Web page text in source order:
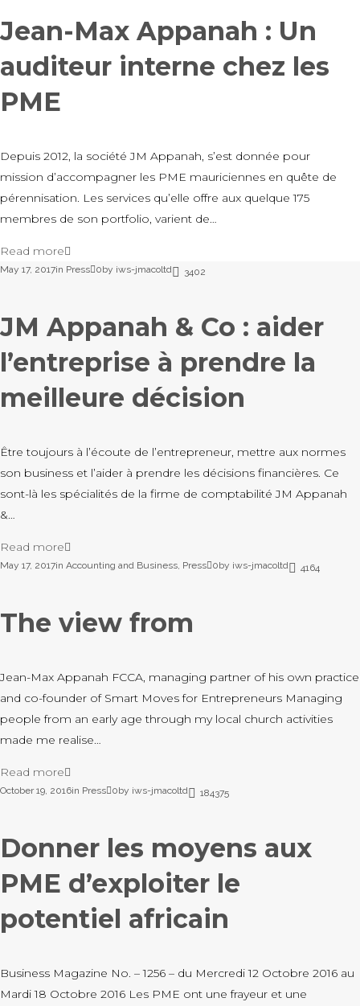
Jean-Max Appanah : Un
auditeur interne chez les
PME
Depuis 2012, la société JM Appanah, s’est donnée pour
mission d’accompagner les PME mauriciennes en quête de
pérennisation. Les services qu’elle offre aux quelque 175
membres de son portfolio, varient de…
Read more
May 17, 2017in Press 0by iws-jmacoltd 3402
JM Appanah & Co : aider
l’entreprise à prendre la
meilleure décision
Être toujours à l’écoute de l’entrepreneur, mettre aux normes
son business et l’aider à prendre les décisions financières. Ce
sont-là les spécialités de la firme de comptabilité JM Appanah
&…
Read more
May 17, 2017in Accounting and Business, Press 0by iws-jmacoltd 4164
The view from
Jean-Max Appanah FCCA, managing partner of his own practice
and co-founder of Smart Moves for Entrepreneurs Managing
people from an early age through my local church activities
made me realise…
Read more
October 19, 2016in Press 0by iws-jmacoltd 184375
Donner les moyens aux
PME d’exploiter le
potentiel africain
Business Magazine No. – 1256 – du Mercredi 12 Octobre 2016 au
Mardi 18 Octobre 2016 Les PME ont une frayeur et une